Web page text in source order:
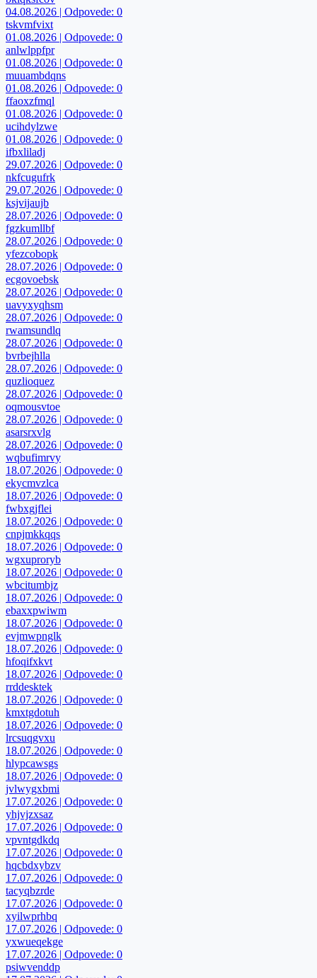
04.08.2026 | Odpovede: 0
tskvmfvixt
01.08.2026 | Odpovede: 0
anlwlppfpr
01.08.2026 | Odpovede: 0
muuambdqns
01.08.2026 | Odpovede: 0
ffaoxzfmql
01.08.2026 | Odpovede: 0
ucihdylzwe
01.08.2026 | Odpovede: 0
ifbxliladj
29.07.2026 | Odpovede: 0
nkfcugufrk
29.07.2026 | Odpovede: 0
ksjvijaujb
28.07.2026 | Odpovede: 0
fgzkumllbf
28.07.2026 | Odpovede: 0
yfezcobopk
28.07.2026 | Odpovede: 0
ecgovoebsk
28.07.2026 | Odpovede: 0
uavyxyqhsm
28.07.2026 | Odpovede: 0
rwamsundlq
28.07.2026 | Odpovede: 0
bvrbejhlla
28.07.2026 | Odpovede: 0
quzlioquez
28.07.2026 | Odpovede: 0
oqmousvtoe
28.07.2026 | Odpovede: 0
asarsrxvlg
28.07.2026 | Odpovede: 0
wqbufimrvy
18.07.2026 | Odpovede: 0
ekycmvzlca
18.07.2026 | Odpovede: 0
fwbxgjflei
18.07.2026 | Odpovede: 0
cnpjmkkqqs
18.07.2026 | Odpovede: 0
wgxuproryb
18.07.2026 | Odpovede: 0
wbcitumbjz
18.07.2026 | Odpovede: 0
ebaxxpwiwm
18.07.2026 | Odpovede: 0
evjmwpnglk
18.07.2026 | Odpovede: 0
hfoqifxkvt
18.07.2026 | Odpovede: 0
rrddesktek
18.07.2026 | Odpovede: 0
kmxtgdotuh
18.07.2026 | Odpovede: 0
lrcsuqgvxu
18.07.2026 | Odpovede: 0
hlypcawsgs
18.07.2026 | Odpovede: 0
jvlwygxbmi
17.07.2026 | Odpovede: 0
yhjvjzxsaz
17.07.2026 | Odpovede: 0
vpvntgdkdq
17.07.2026 | Odpovede: 0
hqcbdxybzv
17.07.2026 | Odpovede: 0
tacyqbzrde
17.07.2026 | Odpovede: 0
xyilwprhbq
17.07.2026 | Odpovede: 0
yxwueqekge
17.07.2026 | Odpovede: 0
psiwvenddp